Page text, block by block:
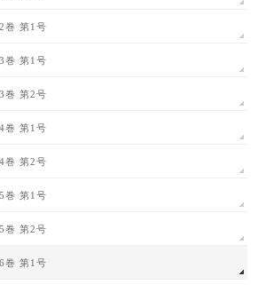
巻 第1号
巻 第1号
巻 第2号
巻 第1号
巻 第2号
巻 第1号
巻 第2号
巻 第1号